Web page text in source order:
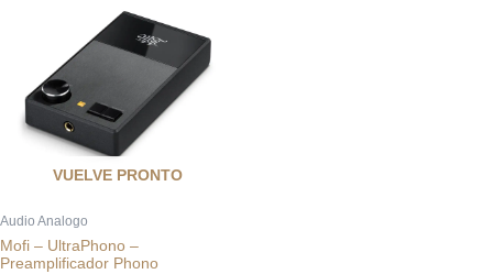
VUELVE PRONTO
Audio Analogo
Mofi – UltraPhono –
Preamplificador Phono
$499.999.
actual
$424.999.